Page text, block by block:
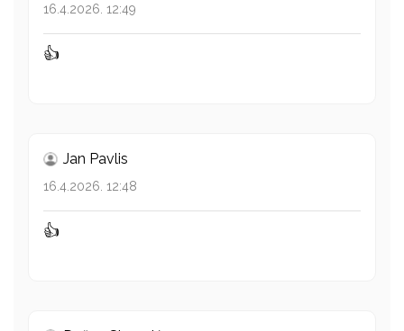
16.4.2026. 12:49
👍
Jan Pavlis
16.4.2026. 12:48
👍